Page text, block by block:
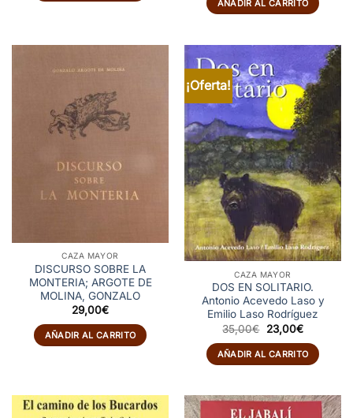
AÑADIR AL CARRITO
CAZA MAYOR
DISCURSO SOBRE LA
MONTERIA; ARGOTE DE
MOLINA, GONZALO
29,00€
AÑADIR AL CARRITO
¡Oferta!
CAZA MAYOR
DOS EN SOLITARIO.
Antonio Acevedo Laso y
Emilio Laso Rodríguez
35,00€ El
precio
original
era:
35,00€.
23,00€El
actual
es:
23,00€.
AÑADIR AL CARRITO